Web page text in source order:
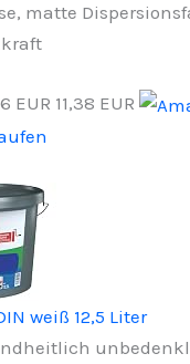
matte
EUR 11,38 EUR
weiß 12,5 Liter